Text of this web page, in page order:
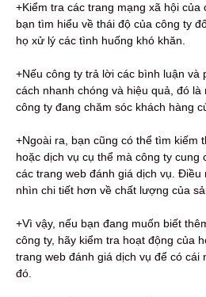
+Kiểm tra các trang mạng xã hội của
bạn tìm hiểu về thái độ của công ty
họ xử lý các tình huống khó khăn.
+Nếu công ty trả lời các bình luận và
cách nhanh chóng và hiệu quả, đó
công ty đang chăm sóc khách hàng
+Ngoài ra, bạn cũng có thể tìm kiếm
hoặc dịch vụ cụ thể mà công ty cung
các trang web đánh giá dịch vụ.
nhìn chi tiết hơn về chất lượng của
+Vì vậy, nếu bạn đang muốn biết
công ty, hãy kiểm tra hoạt động của
trang web đánh giá dịch vụ để có cái
đó.